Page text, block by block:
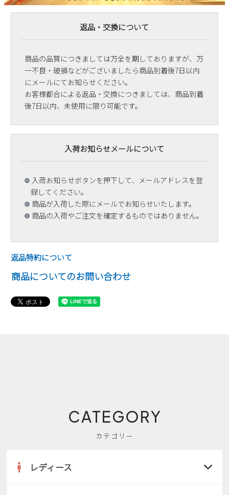
返品・交換について
商品の品質につきましては万全を期しておりますが、万
一不良・破損などがございましたら商品到着後7日以内
にメールにてお知らせください。
お客様都合による返品・交換につきましては、商品到着
後7日以内、未使用に限り可能です。
入荷お知らせメールについて
入荷お知らせボタンを押下して、メールアドレスを登
録してください。
商品が入荷した際にメールでお知らせいたします。
商品の入荷やご注文を確定するものではありません。
返品特約について
商品についてのお問い合わせ
CATEGORY
カテゴリー
レディース